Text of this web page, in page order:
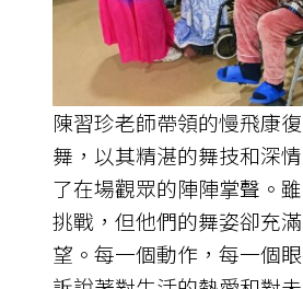
陳習珍老師帶領的慢飛康
舞，以其精湛的舞技和深
了在場觀眾的陣陣掌聲。
挑戰，但他們的舞姿卻充
望。每一個動作，每一個